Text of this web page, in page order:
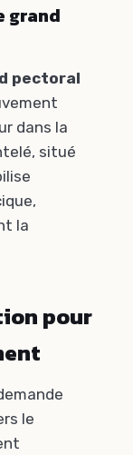
grand
pectoral
dans la
situé
la
pour
le